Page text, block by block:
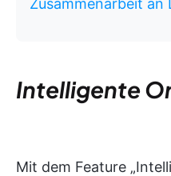
Zusammenarbeit an
Intelligente
Mit dem Feature